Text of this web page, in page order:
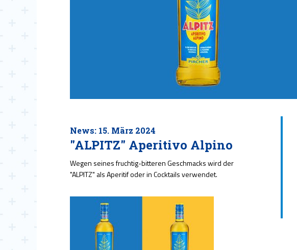
News: 15. März 2024
"ALPITZ" Aperitivo Alpino
Wegen seines fruchtig-bitteren Geschmacks wird der
"ALPITZ" als Aperitif oder in Cocktails verwendet.